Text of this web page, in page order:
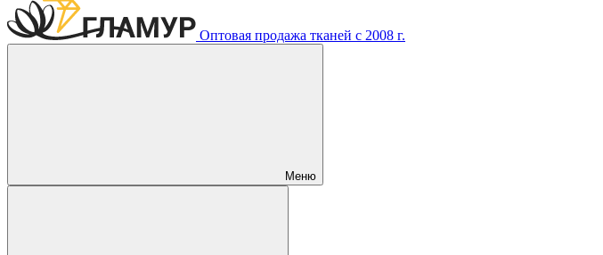
Оптовая продажа тканей с 2008 г.
Меню